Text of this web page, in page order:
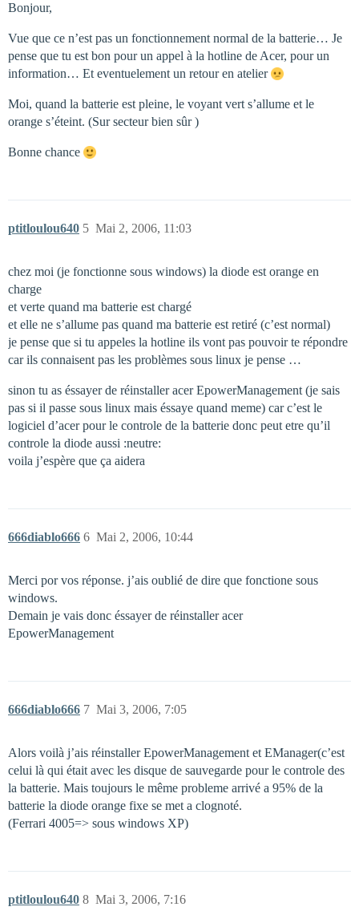
Bonjour,
Vue que ce n’est pas un fonctionnement normal de la batterie… Je
pense que tu est bon pour un appel à la hotline de Acer, pour un
information… Et eventuelement un retour en atelier
Moi, quand la batterie est pleine, le voyant vert s’allume et le
orange s’éteint. (Sur secteur bien sûr )
Bonne chance
ptitloulou640 Mai 2, 2006, 11:03
5
chez moi (je fonctionne sous windows) la diode est orange en
charge
et verte quand ma batterie est chargé
et elle ne s’allume pas quand ma batterie est retiré (c’est normal)
je pense que si tu appeles la hotline ils vont pas pouvoir te répondre
car ils connaisent pas les problèmes sous linux je pense …
sinon tu as éssayer de réinstaller acer EpowerManagement (je sais
pas si il passe sous linux mais éssaye quand meme) car c’est le
logiciel d’acer pour le controle de la batterie donc peut etre qu’il
controle la diode aussi :neutre:
voila j’espère que ça aidera
666diablo666 Mai 2, 2006, 10:44
6
Merci por vos réponse. j’ais oublié de dire que fonctione sous
windows.
Demain je vais donc éssayer de réinstaller acer
EpowerManagement
666diablo666 Mai 3, 2006, 7:05
7
Alors voilà j’ais réinstaller EpowerManagement et EManager(c’est
celui là qui était avec les disque de sauvegarde pour le controle des
la batterie. Mais toujours le même probleme arrivé a 95% de la
batterie la diode orange fixe se met a clognoté.
(Ferrari 4005=> sous windows XP)
ptitloulou640 Mai 3, 2006, 7:16
8